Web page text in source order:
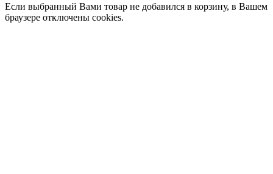
Если выбранный Вами товар не добавился в корзину, в Вашем
браузере отключены cookies.